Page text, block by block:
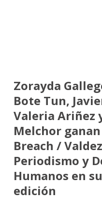
Zorayda
Bote Tun,
Valeria Ariñez
Melchor
Breach /
Periodismo y
Humanos en
edición